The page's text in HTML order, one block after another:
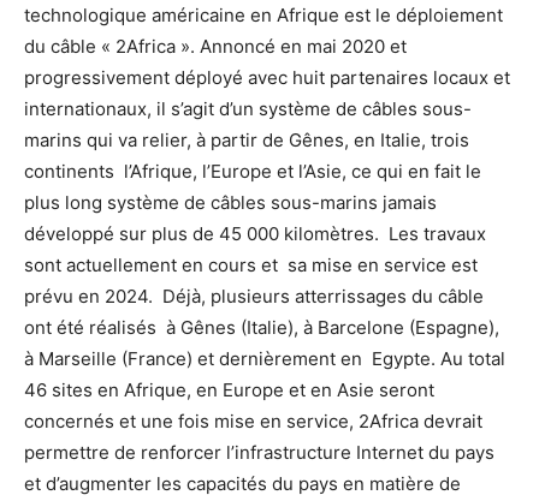
technologique américaine en Afrique est le déploiement
du câble « 2Africa ». Annoncé en mai 2020 et
progressivement déployé avec huit partenaires locaux et
internationaux, il s’agit d’un système de câbles sous-
marins qui va relier, à partir de Gênes, en Italie, trois
continents l’Afrique, l’Europe et l’Asie, ce qui en fait le
plus long système de câbles sous-marins jamais
développé sur plus de 45 000 kilomètres. Les travaux
sont actuellement en cours et sa mise en service est
prévu en 2024. Déjà, plusieurs atterrissages du câble
ont été réalisés à Gênes (Italie), à Barcelone (Espagne),
à Marseille (France) et dernièrement en Egypte. Au total
46 sites en Afrique, en Europe et en Asie seront
concernés et une fois mise en service, 2Africa devrait
permettre de renforcer l’infrastructure Internet du pays
et d’augmenter les capacités du pays en matière de